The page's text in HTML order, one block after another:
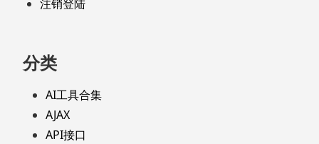
注销登陆
分类
AI工具合集
AJAX
API接口